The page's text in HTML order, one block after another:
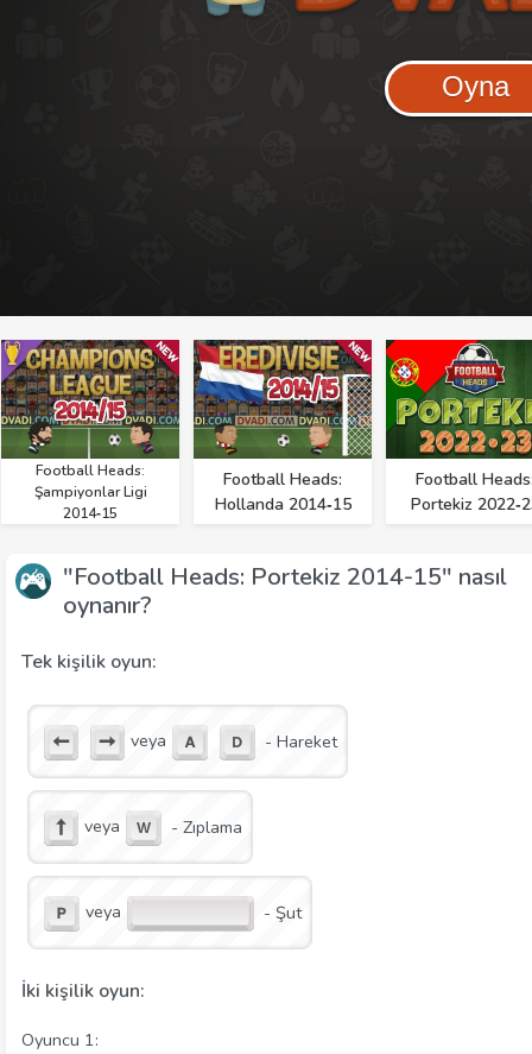
Oyna
Football Heads:
Şampiyonlar Ligi
2014‑15
Football Heads:
Hollanda 2014‑15
Football
Portekiz
"Football Heads: Portekiz 2014-15" nasıl
oynanır?
Tek kişilik oyun:
veya - Hareket
veya - Zıplama
veya - Şut
İki kişilik oyun:
Oyuncu 1: